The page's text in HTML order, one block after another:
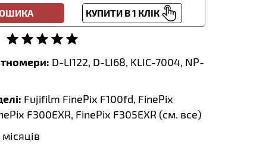
КУПИТИ В 1 КЛІК
D-LI122, D-LI68, KLIC-7004, NP-
Fujifilm FinePix F100fd, FinePix
F300EXR, FinePix F305EXR (см. все)
місяців